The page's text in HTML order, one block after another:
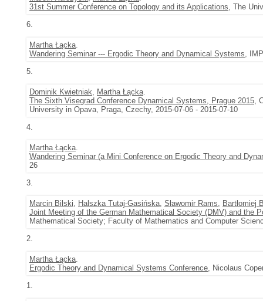
31st Summer Conference on Topology and its Applications, The
6.
Martha Łącka.
Wandering Seminar --- Ergodic Theory and Dynamical Systems,
5.
Dominik Kwietniak, Martha Łącka.
The Sixth Visegrad Conference Dynamical Systems, Prague 2015,
University in Opava, Praga, Czechy, 2015-07-06 - 2015-07-10
4.
Martha Łącka.
Wandering Seminar (a Mini Conference on Ergodic Theory and
26
3.
Marcin Bilski, Halszka Tutaj-Gasińska, Sławomir Rams, Bartłomiej
Joint Meeting of the German Mathematical Society (DMV) and the
Mathematical Society; Faculty of Mathematics and Computer
2.
Martha Łącka.
Ergodic Theory and Dynamical Systems Conference, Nicolaus
1.